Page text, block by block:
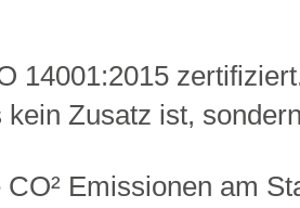
14001:2015
Zusatz ist,
Emissionen am